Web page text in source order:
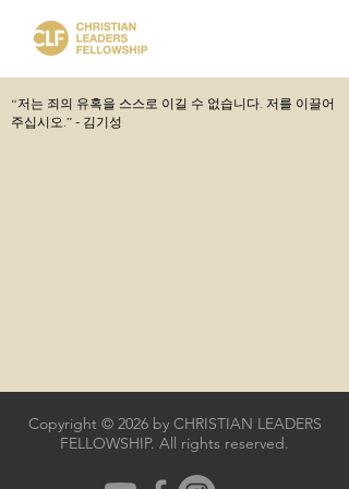
“저는 죄의 유혹을 스스로 이길 수 없습니다. 저를 이끌어
주십시오.” - 김기성
Copyright © 2026 by CHRISTIAN LEADERS
FELLOWSHIP. All rights reserved.